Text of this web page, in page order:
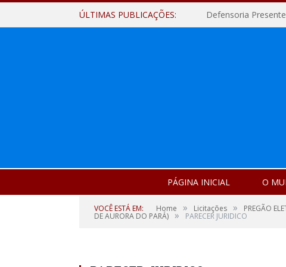
ÚLTIMAS PUBLICAÇÕES: Defensoria Presente
PÁGINA INICIAL O
VOCÊ ESTÁ EM: Home » Licitações » PREGÃO
DE AURORA DO PARÁ) » PARECER JURIDICO